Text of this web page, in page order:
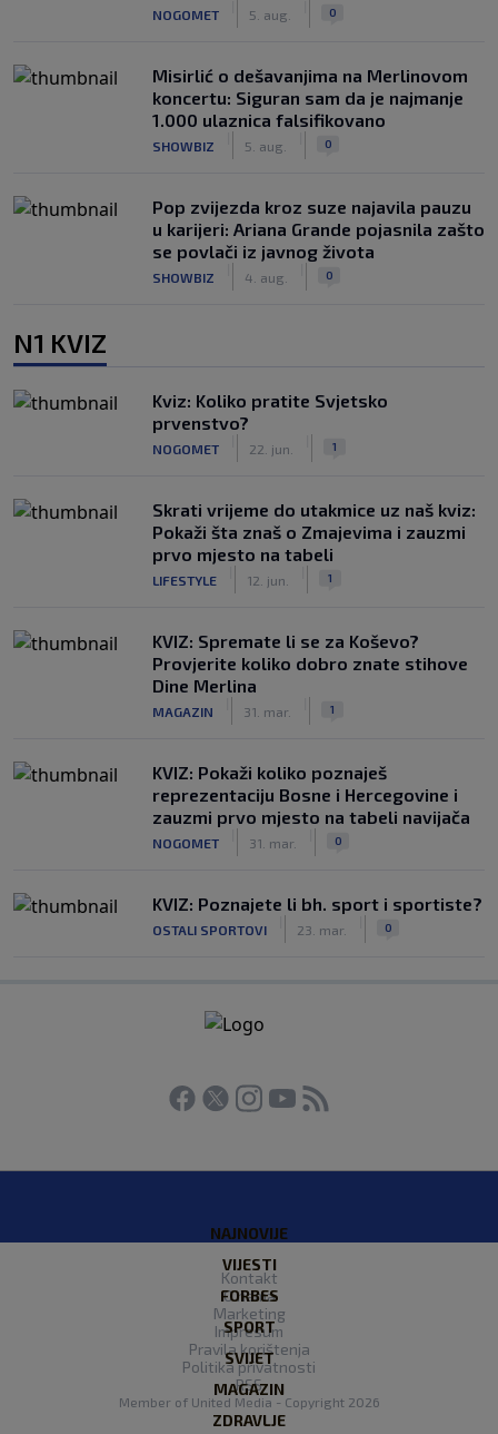
NOGOMET 5. aug. 0
Misirlić o dešavanjima na Merlinovom
koncertu: Siguran sam da je najmanje
1.000 ulaznica falsifikovano
SHOWBIZ 5. aug. 0
Pop zvijezda kroz suze najavila pauzu
u karijeri: Ariana Grande pojasnila zašto
se povlači iz javnog života
SHOWBIZ 4. aug. 0
N1 KVIZ
Kviz: Koliko pratite Svjetsko
prvenstvo?
NOGOMET 22. jun. 1
Skrati vrijeme do utakmice uz naš kviz:
Pokaži šta znaš o Zmajevima i zauzmi
prvo mjesto na tabeli
LIFESTYLE 12. jun. 1
KVIZ: Spremate li se za Koševo?
Provjerite koliko dobro znate stihove
Dine Merlina
MAGAZIN 31. mar. 1
KVIZ: Pokaži koliko poznaješ
reprezentaciju Bosne i Hercegovine i
zauzmi prvo mjesto na tabeli navijača
NOGOMET 31. mar. 0
KVIZ: Poznajete li bh. sport i sportiste?
OSTALI SPORTOVI 23. mar. 0
NAJNOVIJE
VIJESTI
FORBES
SPORT
SVIJET
MAGAZIN
ZDRAVLJE
Kontakt
O nama
Marketing
Impresum
Pravila korištenja
Politika privatnosti
RSS
Member of United Media - Copyright 2026